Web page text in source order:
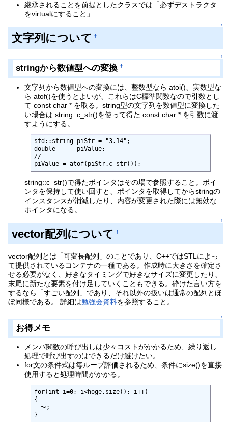
継承されることを前提としたクラスでは「必ずデストラクタ
をvirtualにすること」
↑
文字列について †
↑
stringから数値型への変換 †
文字列から数値型への変換には、整数型なら atoi()、実数型な
ら atof()を使うとよいが、これらはC標準関数なので引数とし
て const char * を取る。string型の文字列を数値型に変換した
い場合は string::c_str()を使って得た const char * を引数に渡
すようにする。
std::string piStr = "3.14";
double      piValue;
//
piValue = atof(piStr.c_str());
string::c_str()で得たポインタはその場で参照すること。ポイ
ンタを保持して使い回すと、ポインタを取得してからstringの
インスタンスが消滅したり、内容が変更された際には無効な
ポインタになる。
↑
vector配列について †
vector配列とは「可変長配列」のことであり、C++ではSTLによっ
て提供されているコンテナの一種である。作成時に大きさを確定さ
せる必要がなく、好きなタイミングで好きなサイズに変更したり、
末尾に新たな要素を付け足していくこともできる。砕けた言い方を
するなら「すごい配列」であり、それ以外の扱いは通常の配列とほ
ぼ同様である。 詳細は勉強会資料を参照すること。
↑
お得メモ †
メンバ関数の呼び出しは少々コストがかかるため、繰り返し
処理で呼び出すのはできるだけ避けたい。
for文の条件式は毎ループ評価されるため、条件にsize()を直接
使用すると処理時間がかかる。
for(int i=0; i<hoge.size(); i++)
{
〜;
}